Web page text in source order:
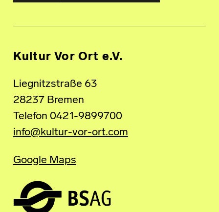
Kultur Vor Ort e.V.
Liegnitzstraße 63
28237 Bremen
Telefon 0421-9899700
info@kultur-vor-ort.com
Google Maps